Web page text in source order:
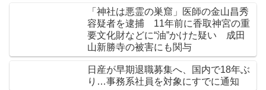
「神社は悪霊の巣窟」医師の金山昌秀
容疑者を逮捕 11年前に香取神宮の重
要文化財などに“油”かけた疑い 成田
山新勝寺の被害にも関与
日産が早期退職募集へ、国内で18年ぶ
り…事務系社員を対象にすでに通知